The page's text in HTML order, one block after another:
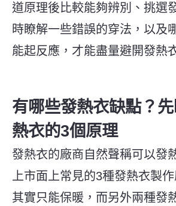
道原理後比較能夠辨別、挑選
時瞭解一些錯誤的穿法，以及
能起反應，才能盡量避開發熱
有哪些發熱衣缺點？
熱衣的3個原理
發熱衣的廠商自然聲稱可以發
上市面上常見的3種發熱衣製
其實只能保暖，而另外兩種發